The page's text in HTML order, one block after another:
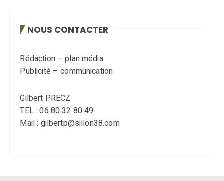
NOUS CONTACTER
Rédaction – plan média
Publicité – communication
Gilbert PRECZ
TEL : 06 80 32 80 49
Mail : gilbertp@sillon38.com